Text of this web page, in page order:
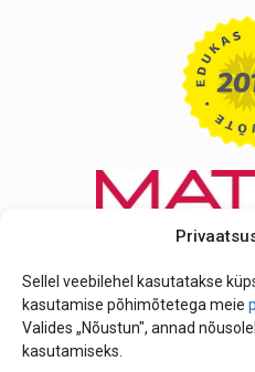
Sellel veebilehel kasutatakse
kasutamise põhimõtetega meie
Valides „Nõustun", annad
kasutamiseks.